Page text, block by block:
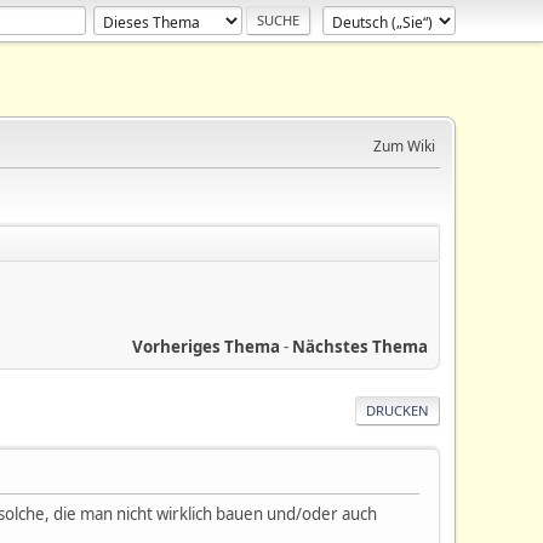
Zum Wiki
Vorheriges Thema - Nächstes Thema
DRUCKEN
die man nicht wirklich bauen und/oder auch